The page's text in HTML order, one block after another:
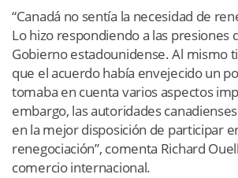
“Canadá no sentía la necesidad de
Lo hizo respondiendo a las presiones
Gobierno estadounidense. Al mismo
que el acuerdo había envejecido un
tomaba en cuenta varios aspectos
embargo, las autoridades
en la mejor disposición de participar
renegociación”, comenta Richard
comercio internacional.